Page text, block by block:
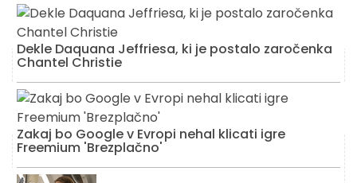
Dekle Daquana Jeffriesa, ki je postalo zaročenka
Chantel Christie
Zakaj bo Google v Evropi nehal klicati igre
Freemium 'Brezplačno'